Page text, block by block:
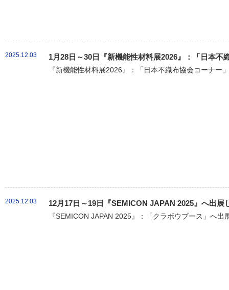
2025.12.03 1月28日～30日『新機能性材料展2026』：「日本不
『新機能性材料展2026』：「日本不織布協会コーナ
2025.12.03 12月17日～19日『SEMICON JAPAN 2025』へ出展
『SEMICON JAPAN 2025』：「クラボウブース」へ